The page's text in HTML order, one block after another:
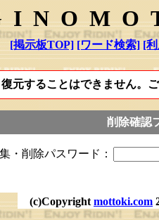
[掲示板TOP] [ワード検索] [
元することはできません。ご
削除確認
・削除パスワード：
(c)Copyright mottoki.com